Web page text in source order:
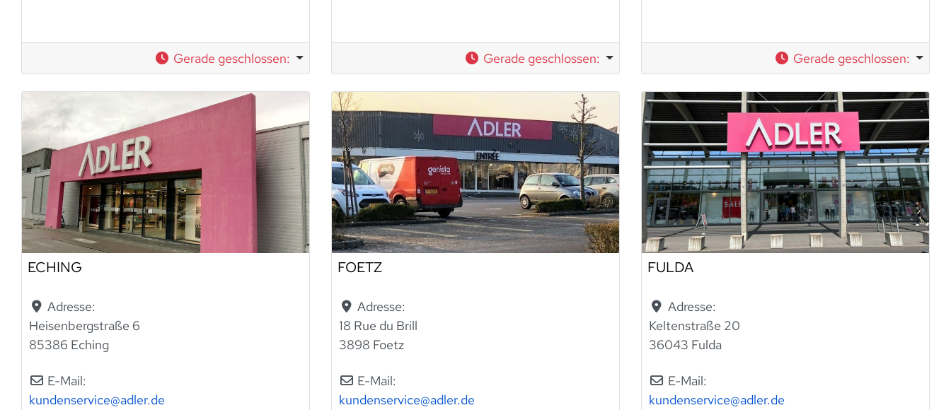
Gerade geschlossen: Gerade geschlossen: Gerade geschlossen:
ECHING
Adresse:
Heisenbergstraße 6
85386 Eching
E-Mail:
kundenservice@adler.de
FOETZ
Adresse:
18 Rue du Brill
3898 Foetz
E-Mail:
kundenservice@adler.de
FULDA
Adresse:
Keltenstraße 20
36043 Fulda
E-Mail:
kundenservice@adler.de